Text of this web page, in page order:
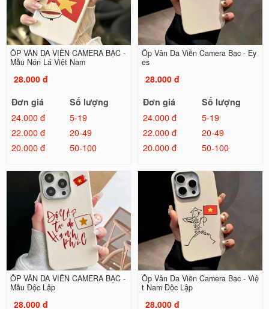
ỐP VÂN DA VIỀN CAMERA BẠC -
Mẫu Nón Lá Việt Nam
28.000 đ
Đơn giá
Số lượng
24.000 đ
5-19
22.000 đ
20-49
20.000 đ
50-100
Ốp Vân Da Viền Camera Bạc - Ey
es
28.000 đ
Đơn giá
Số lượng
24.000 đ
5-19
22.000 đ
20-49
20.000 đ
50-100
ỐP VÂN DA VIỀN CAMERA BẠC -
Mẫu Độc Lập
28.000 đ
Ốp Vân Da Viền Camera Bạc - Việ
t Nam Độc Lập
28.000 đ